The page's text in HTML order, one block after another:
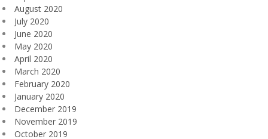
August 2020
July 2020
June 2020
May 2020
April 2020
March 2020
February 2020
January 2020
December 2019
November 2019
October 2019